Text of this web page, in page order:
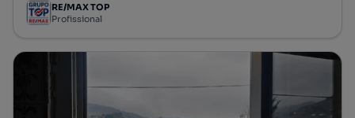
RE/MAX TOP
Profissional